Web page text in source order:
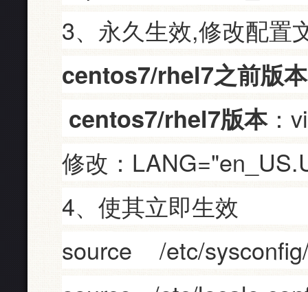
3、永久生效,修改配置
centos7/rhel7之前版本
centos7/rhel7版本：
修改：
4、使其立即生效
source /etc/